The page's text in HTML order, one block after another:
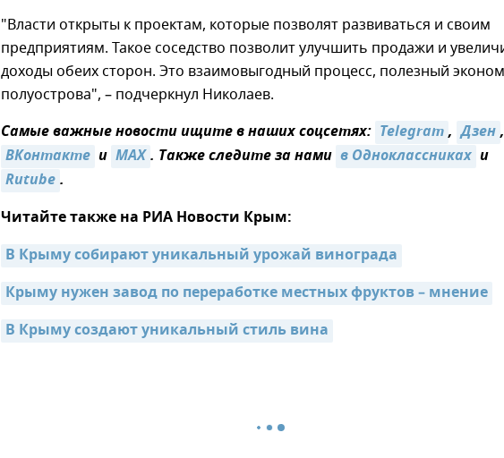
"Власти открыты к проектам, которые позволят развиваться и своим
предприятиям. Такое соседство позволит улучшить продажи и
доходы обеих сторон. Это взаимовыгодный процесс, полезный
полуострова", – подчеркнул Николаев.
Самые важные новости ищите в наших соцсетях: Telegram, Дзен,
ВКонтакте и MAX. Также следите за нами в Одноклассниках и
Rutube.
Читайте также на РИА Новости Крым:
В Крыму собирают уникальный урожай винограда
Крыму нужен завод по переработке местных фруктов – мнение
В Крыму создают уникальный стиль вина